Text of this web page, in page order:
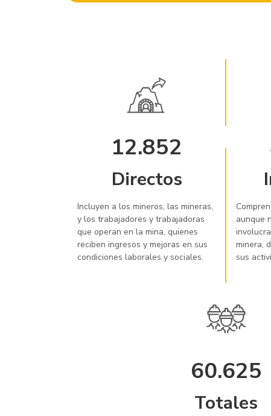
12.852
Directos
Incluyen a los mineros, las mineras,
y los trabajadores y trabajadoras
que operan en la mina, quienes
reciben ingresos y mejoras en sus
condiciones laborales y sociales.
aunque
minera,
sus
60.625
Totales